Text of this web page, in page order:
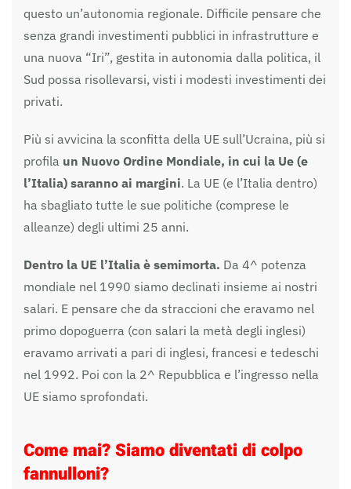
questo un’autonomia regionale. Difficile pensare che
senza grandi investimenti pubblici in infrastrutture e
una nuova “Iri”, gestita in autonomia dalla politica, il
Sud possa risollevarsi, visti i modesti investimenti dei
privati.
Più si avvicina la sconfitta della UE sull’Ucraina, più si
profila un Nuovo Ordine Mondiale, in cui la Ue (e
l’Italia) saranno ai margini. La UE (e l’Italia dentro)
ha sbagliato tutte le sue politiche (comprese le
alleanze) degli ultimi 25 anni.
Dentro la UE l’Italia è semimorta. Da 4^ potenza
mondiale nel 1990 siamo declinati insieme ai nostri
salari. E pensare che da straccioni che eravamo nel
primo dopoguerra (con salari la metà degli inglesi)
eravamo arrivati a pari di inglesi, francesi e tedeschi
nel 1992. Poi con la 2^ Repubblica e l’ingresso nella
UE siamo sprofondati.
Come mai? Siamo diventati di colpo
fannulloni?